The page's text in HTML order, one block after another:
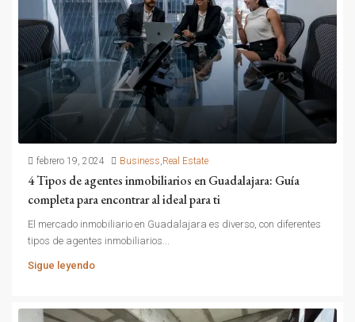
febrero 19, 2024 Business,Real Estate
4 Tipos de agentes inmobiliarios en Guadalajara: Guía
completa para encontrar al ideal para ti
El mercado inmobiliario en Guadalajara es diverso, con diferentes
tipos de agentes inmobiliarios...
Sigue leyendo